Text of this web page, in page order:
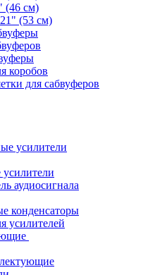
(46 см)
(53 см)
коробов
для сабвуферов
усилители
аудиосигнала
конденсаторы
усилителей